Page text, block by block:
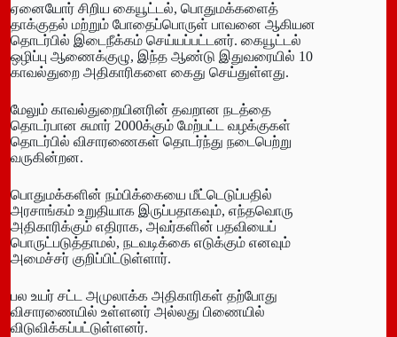
ஏனையோர் சிறிய கையூட்டல், பொதுமக்களைத்
தாக்குதல் மற்றும் போதைப்பொருள் பாவனை ஆகியன
தொடர்பில் இடைநீக்கம் செய்யப்பட்டனர். கையூட்டல்
ஒழிப்பு ஆணைக்குழு, இந்த ஆண்டு இதுவரையில் 10
காவல்துறை அதிகாரிகளை கைது செய்துள்ளது.
மேலும் காவல்துறையினரின் தவறான நடத்தை
தொடர்பான சுமார் 2000க்கும் மேற்பட்ட வழக்குகள்
தொடர்பில் விசாரணைகள் தொடர்ந்து நடைபெற்று
வருகின்றன.
பொதுமக்களின் நம்பிக்கையை மீட்டெடுப்பதில்
அரசாங்கம் உறுதியாக இருப்பதாகவும், எந்தவொரு
அதிகாரிக்கும் எதிராக, அவர்களின் பதவியைப்
பொருட்படுத்தாமல், நடவடிக்கை எடுக்கும் எனவும்
அமைச்சர் குறிப்பிட்டுள்ளார்.
பல உயர் சட்ட அமுலாக்க அதிகாரிகள் தற்போது
விசாரணையில் உள்ளனர் அல்லது பிணையில்
விடுவிக்கப்பட்டுள்ளனர்.